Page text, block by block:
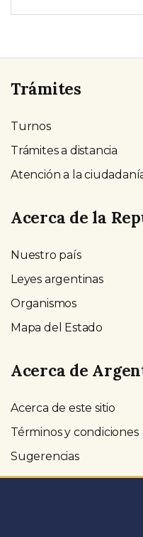
Trámites
Turnos
Trámites a distancia
Atención a la
Acerca de la
Nuestro país
Leyes argentinas
Organismos
Mapa del Estado
Acerca de
Acerca de este sitio
Términos y condiciones
Sugerencias